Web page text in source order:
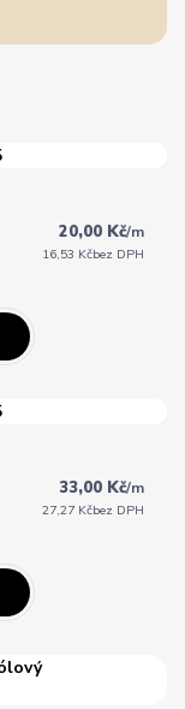
20,00 Kč/m
16,53 Kčbez DPH
33,00 Kč/m
27,27 Kčbez DPH